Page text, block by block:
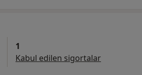
1
Kabul edilen sigortalar